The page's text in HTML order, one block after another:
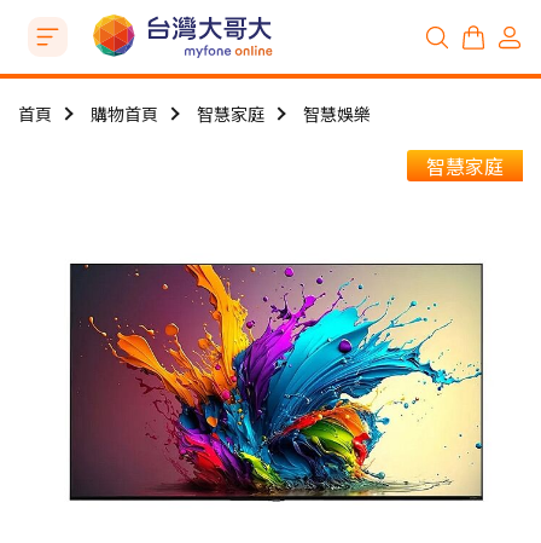
首頁 購物首頁 智慧家庭 智慧娛樂
智慧家庭